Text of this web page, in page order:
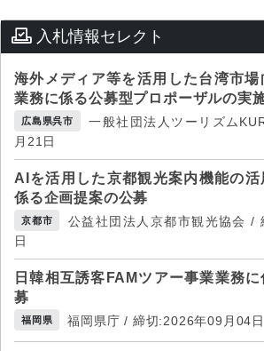
入札情報セレクト
海外メディア等を活用した台湾市
業務に係る公募型プロポーザルの実
広島県呉市
一般社団法人ツーリズム
月21日
AIを活用した京都観光案内機能の活
係る企画提案の公募
京都市
公益社団法人京都市観光協会 /
日
日韓相互誘客FAMツアー事業業務
募
福岡県 福岡県庁 / 締切:2026年09月04日